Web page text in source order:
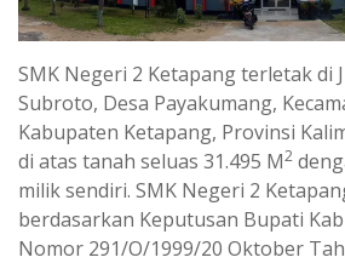
SMK Negeri 2 Ketapang terletak di
Subroto, Desa Payakumang,
Kabupaten Ketapang, Provinsi
di atas tanah seluas 31.495 M2
milik sendiri. SMK Negeri 2
berdasarkan Keputusan Bupati
Nomor 291/O/1999/20 Oktober